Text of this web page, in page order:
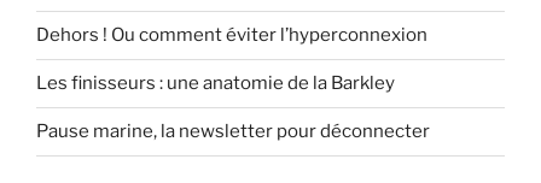
Dehors ! Ou comment éviter l’hyperconnexion
Les finisseurs : une anatomie de la Barkley
Pause marine, la newsletter pour déconnecter